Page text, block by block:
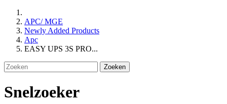
APC/ MGE
Newly Added Products
Apc
EASY UPS 3S PRO...
Zoeken
Snelzoeker